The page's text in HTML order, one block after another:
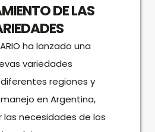
DE LAS
ha lanzado una
variedades
regiones y
en Argentina,
las necesidades de los